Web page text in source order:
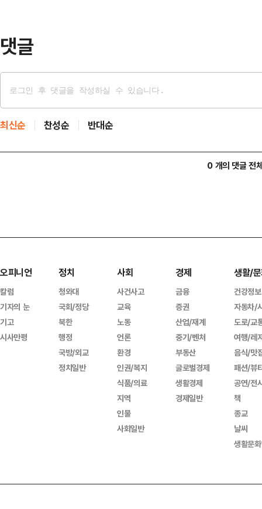
댓글
최신순 찬성순 반대순
0 개의 댓글 전
오피니언
칼럼
기자의 눈
기고
시사만평
정치
청와대
국회/정당
북한
행정
국방/외교
정치일반
사회
사건사고
교육
노동
언론
환경
인권/복지
식품/의료
지역
인물
사회일반
경제
금융
증권
산업/재계
중기/벤처
부동산
글로벌경제
생활경제
경제일반
생활/
건강정보
자동차/
도로/교
여행/레
음식/맛
패션/뷰
공연/전
책
종교
날씨
생활문